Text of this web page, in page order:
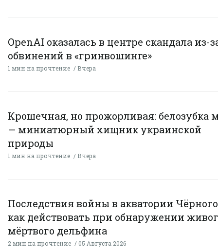
OpenAI оказалась в центре скандала из-
обвинений в «гринвошинге»
1 мин на прочтение Вчера
Крошечная, но прожорливая: белозубка
— миниатюрный хищник украинской
природы
1 мин на прочтение Вчера
Последствия войны в акватории
как действовать при обнаружении
мёртвого дельфина
2 мин на прочтение 05 Августа 2026